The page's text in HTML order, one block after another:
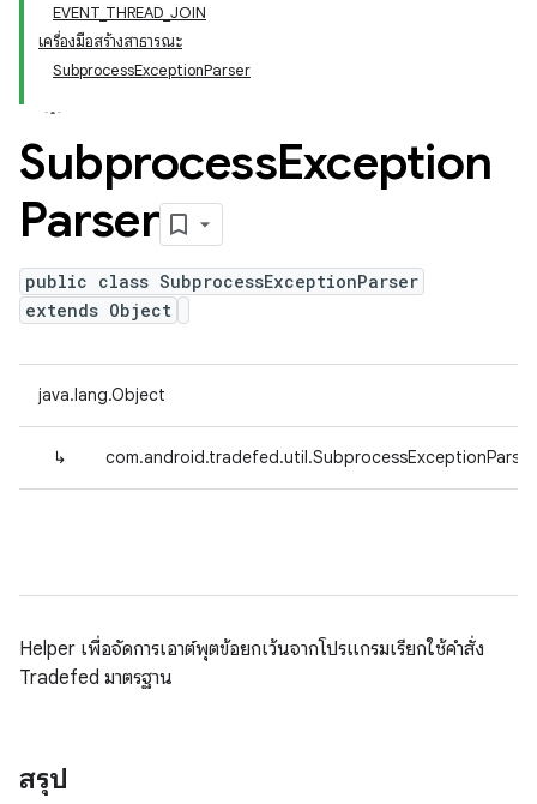
EVENT_THREAD_JOIN
เครื่องมือสร้างสาธารณะ
SubprocessExceptionParser
SubprocessException
Parser
public class SubprocessExceptionParser
extends Object
java.lang.Object
↳ com.android.tradefed.util.SubprocessExceptionParser
Helper เพื่อจัดการเอาต์พุตข้อยกเว้นจากโปรแกรมเรียกใช้คำสั่ง
Tradefed มาตรฐาน
สรุป